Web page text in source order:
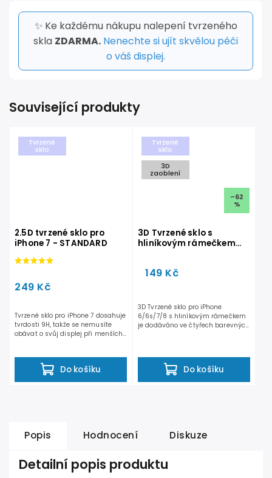
✨ Ke každému nákupu nalepení tvrzeného
skla ZDARMA. Nenechte si ujít skvělou péči
o váš displej.
Související produkty
Tvrzené
sklo
2.5D tvrzené sklo pro
iPhone 7 - STANDARD
249 Kč
Do košíku
Tvrzené sklo pro iPhone 7 dosahuje
tvrdosti 9H, takže se nemusíte
obávat o svůj displej při menších
Tvrzené
sklo
3D
zaoblení
–62
%
3D Tvrzené sklo s
hliníkovým rámečkem
149 Kč
Do košíku
3D Tvrzené sklo pro iPhone
6/6s/7/8 s hliníkovým rámečkem
je dodáváno ve čtyřech barevných
Popis Hodnocení Diskuze
Detailní popis produktu